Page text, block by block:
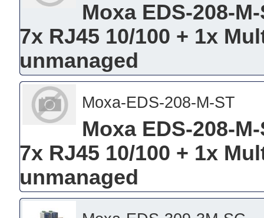
Moxa EDS-208-
7x RJ45 10/100 + 1x
unmanaged
Moxa-EDS-208-M-ST
Moxa EDS-208-
7x RJ45 10/100 + 1x
unmanaged